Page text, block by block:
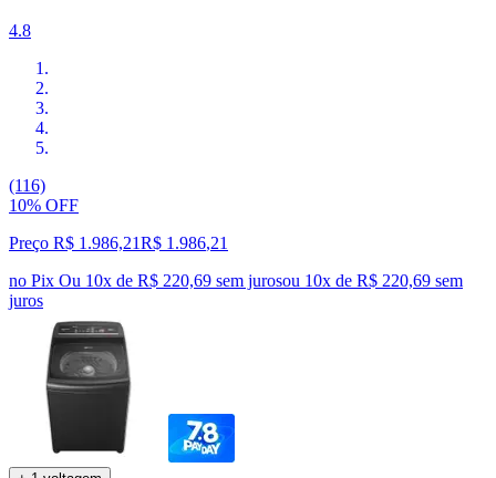
4.8
(116)
10% OFF
Preço R$ 1.986,21R$ 1.986,21
no Pix Ou 10x de R$ 220,69 sem jurosou 10x de R$ 220,69 sem
juros